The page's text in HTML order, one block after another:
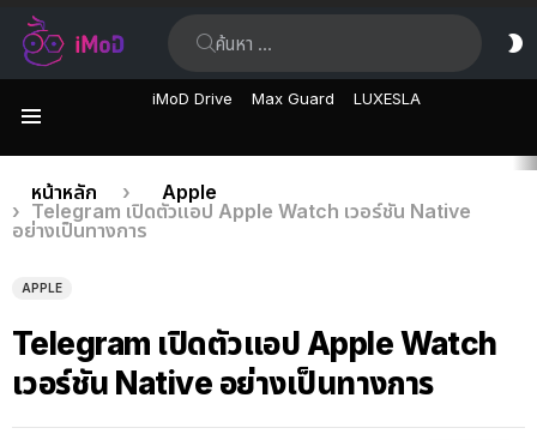
iMoD Drive Max Guard LUXESLA
เรื่อง
ล่าสุด
คุณอยู่ที่นี่:
หน้าหลัก
Apple
Telegram เปิดตัวแอป Apple Watch เวอร์ชัน Native
อย่างเป็นทางการ
APPLE
Telegram เปิดตัวแอป Apple Watch
เวอร์ชัน Native อย่างเป็นทางการ